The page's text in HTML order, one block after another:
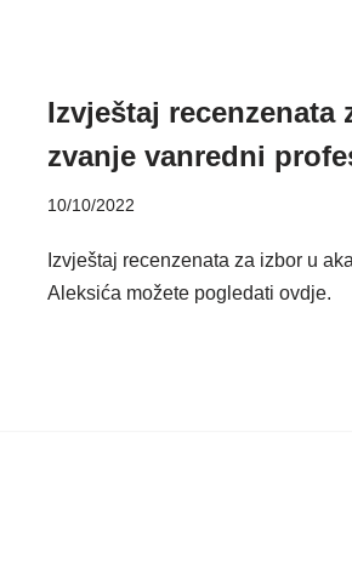
Izvještaj recenzenata
zvanje vanredni
10/10/2022
Izvještaj recenzenata za izbor u
Aleksića možete pogledati ovdje.